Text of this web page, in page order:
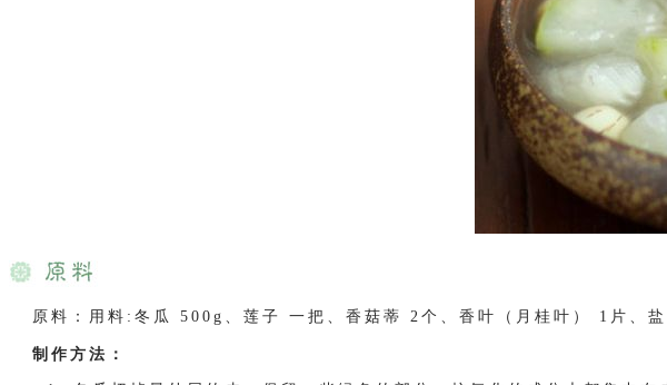
原料：用料:冬瓜 500g、莲子 一把、香菇蒂 2个、香叶（月桂叶） 1片、
制作方法：